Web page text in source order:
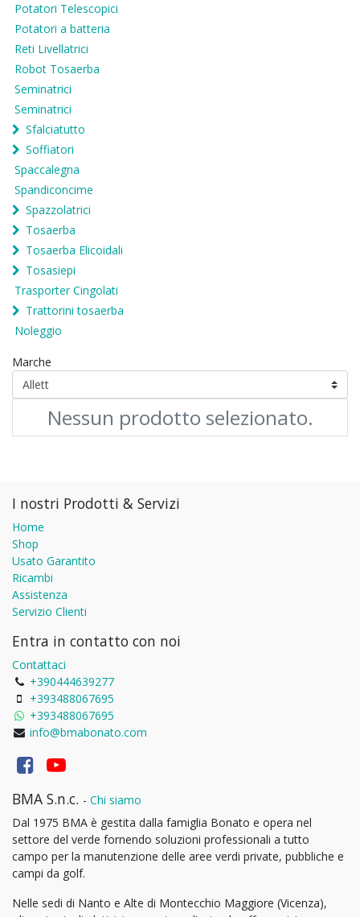
Potatori Telescopici
Potatori a batteria
Reti Livellatrici
Robot Tosaerba
Seminatrici
Seminatrici
Sfalciatutto
Soffiatori
Spaccalegna
Spandiconcime
Spazzolatrici
Tosaerba
Tosaerba Elicoidali
Tosasiepi
Trasporter Cingolati
Trattorini tosaerba
Noleggio
Marche
Nessun prodotto selezionato.
I nostri Prodotti & Servizi
Home
Shop
Usato Garantito
Ricambi
Assistenza
Servizio Clienti
Entra in contatto con noi
Contattaci
+390444639277
+393488067695
+393488067695
info@bmabonato.com
BMA S.n.c. - Chi siamo
Dal 1975 BMA è gestita dalla famiglia Bonato e opera nel
settore del verde fornendo soluzioni professionali a tutto
campo per la manutenzione delle aree verdi private, pubbliche e
campi da golf.
Nelle sedi di Nanto e Alte di Montecchio Maggiore (Vicenza),